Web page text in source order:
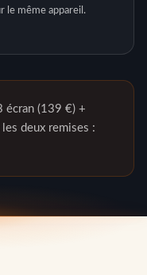
le même appareil.
écran (139 €) +
deux remises :